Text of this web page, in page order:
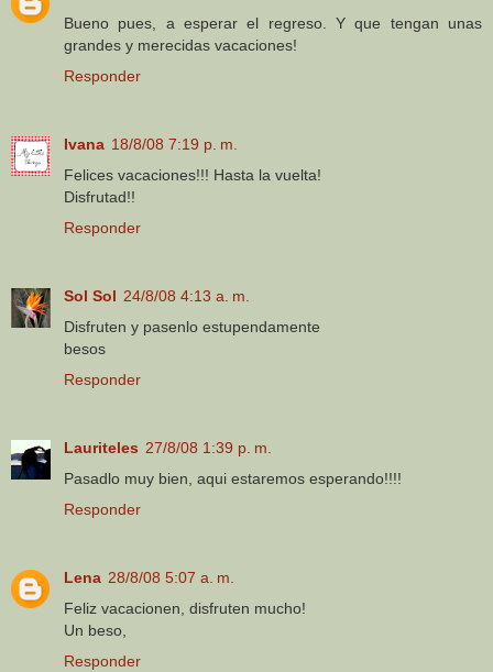
Bueno pues, a esperar el regreso. Y que tengan unas
grandes y merecidas vacaciones!
Responder
Ivana 18/8/08 7:19 p. m.
Felices vacaciones!!! Hasta la vuelta!
Disfrutad!!
Responder
Sol Sol 24/8/08 4:13 a. m.
Disfruten y pasenlo estupendamente
besos
Responder
Lauriteles 27/8/08 1:39 p. m.
Pasadlo muy bien, aqui estaremos esperando!!!!
Responder
Lena 28/8/08 5:07 a. m.
Feliz vacacionen, disfruten mucho!
Un beso,
Responder